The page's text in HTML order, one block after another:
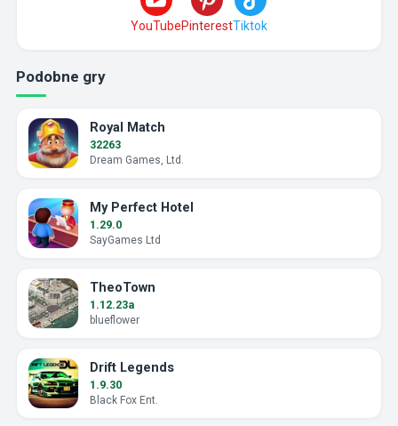
YouTubePinterestTiktok
Podobne gry
Royal Match
32263
Dream Games, Ltd.
My Perfect Hotel
1.29.0
SayGames Ltd
TheoTown
1.12.23a
blueflower
Drift Legends
1.9.30
Black Fox Ent.